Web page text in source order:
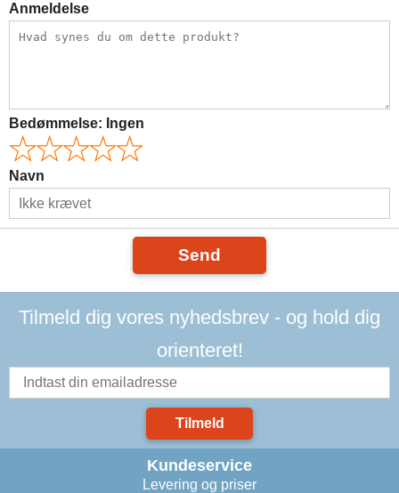
Anmeldelse
Bedømmelse: Ingen
Navn
Send
Tilmeld dig vores nyhedsbrev - og hold dig
orienteret!
Tilmeld
Kundeservice
Levering og priser